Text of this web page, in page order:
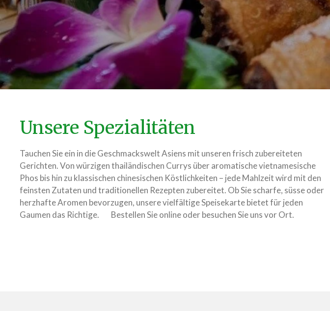
Unsere Spezialitäten
Tauchen Sie ein in die Geschmackswelt Asiens mit unseren frisch zubereiteten
Gerichten. Von würzigen thailändischen Currys über aromatische vietnamesische
Phos bis hin zu klassischen chinesischen Köstlichkeiten – jede Mahlzeit wird mit den
feinsten Zutaten und traditionellen Rezepten zubereitet. Ob Sie scharfe, süsse oder
herzhafte Aromen bevorzugen, unsere vielfältige Speisekarte bietet für jeden
Gaumen das Richtige. Bestellen Sie online oder besuchen Sie uns vor Ort.